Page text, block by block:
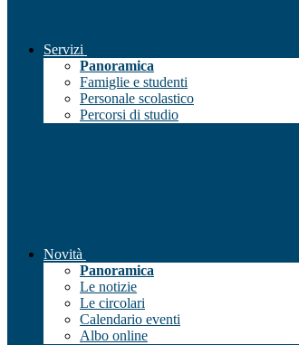
Servizi
Panoramica
Famiglie e studenti
Personale scolastico
Percorsi di studio
Novità
Panoramica
Le notizie
Le circolari
Calendario eventi
Albo online